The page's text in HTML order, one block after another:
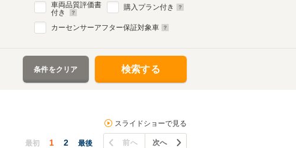
車両品質評価書
付き
購入プラン付き
カーセンサーアフター保証対象車
条件をクリア 検索する
スライドショーで見る
最初 1 2 最後 前へ 次へ